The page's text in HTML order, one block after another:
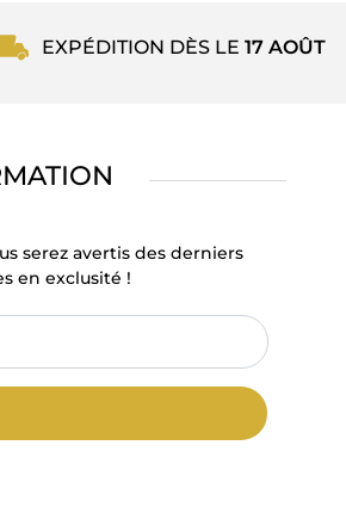
EXPÉDITION DÈS LE 17 AOÛT
serez avertis des derniers
en exclusité !